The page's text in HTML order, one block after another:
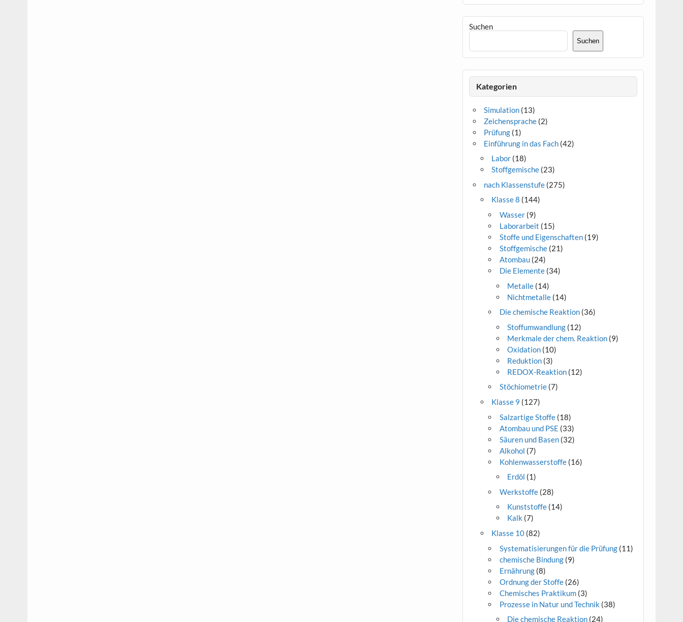
Suchen
Suchen
Kategorien
Simulation (13)
Zeichensprache (2)
Prüfung (1)
Einführung in das Fach (42)
Labor (18)
Stoffgemische (23)
nach Klassenstufe (275)
Klasse 8 (144)
Wasser(9)
Laborarbeit (15)
Stoffe und Eigenschaften(19)
Stoffgemische(21)
Atombau(24)
Die Elemente(34)
Metalle(14)
Nichtmetalle(14)
Die chemische Reaktion(36)
Stoffumwandlung(12)
Merkmale der chem. Reaktion(9)
Oxidation(10)
Reduktion(3)
REDOX-Reaktion(12)
Stöchiometrie(7)
Klasse 9 (127)
Salzartige Stoffe(18)
Atombau und PSE (33)
Säuren und Basen(32)
Alkohol (7)
Kohlenwasserstoffe(16)
Erdöl (1)
Werkstoffe(28)
Kunststoffe(14)
Kalk (7)
Klasse 10 (82)
Systematisierungen für die Prüfung(11)
chemische Bindung(9)
Ernährung(8)
Ordnung der Stoffe(26)
Chemisches Praktikum(3)
Prozesse in Natur und Technik (38)
Die chemische Reaktion(24)